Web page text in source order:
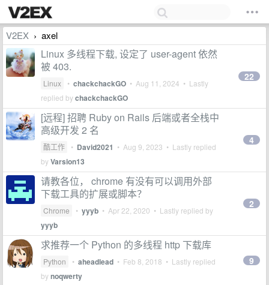
V2EX › axel
Linux 多线程下载, 设定了 user-agent 依然
被 403.
Linux • chackchackGO • Aug 11, 2024 • Lastly
replied bychackchackGO
22
[远程] 招聘 Ruby on Rails 后端或者全栈中
高级开发 2 名
酷工作 • David2021 • Aug 9, 2023 • Lastly replied
byVarsion13
4
请教各位， chrome 有没有可以调用外部
下载工具的扩展或脚本？
Chrome • yyyb • Apr 22, 2020 • Lastly replied by
yyyb
2
求推荐一个 Python 的多线程 http 下载库
Python • aheadlead • Feb 8, 2018 • Lastly replied
bynoqwerty
9